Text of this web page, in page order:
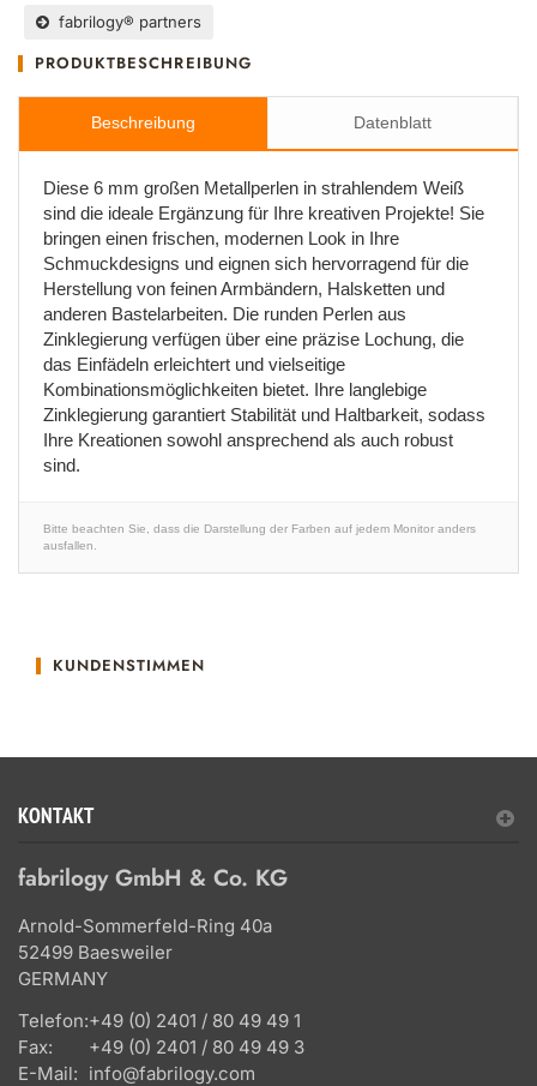
fabrilogy® partners
PRODUKTBESCHREIBUNG
Beschreibung Datenblatt
Diese 6 mm großen Metallperlen in strahlendem Weiß
sind die ideale Ergänzung für Ihre kreativen Projekte! Sie
bringen einen frischen, modernen Look in Ihre
Schmuckdesigns und eignen sich hervorragend für die
Herstellung von feinen Armbändern, Halsketten und
anderen Bastelarbeiten. Die runden Perlen aus
Zinklegierung verfügen über eine präzise Lochung, die
das Einfädeln erleichtert und vielseitige
Kombinationsmöglichkeiten bietet. Ihre langlebige
Zinklegierung garantiert Stabilität und Haltbarkeit, sodass
Ihre Kreationen sowohl ansprechend als auch robust
sind.
Bitte beachten Sie, dass die Darstellung der Farben auf jedem Monitor anders
ausfallen.
KUNDENSTIMMEN
KONTAKT
fabrilogy GmbH & Co. KG
Arnold-Sommerfeld-Ring 40a
52499 Baesweiler
GERMANY
Telefon:+49 (0) 2401 / 80 49 49 1
Fax:
+49 (0) 2401 / 80 49 49 3
E-Mail: info@fabrilogy.com